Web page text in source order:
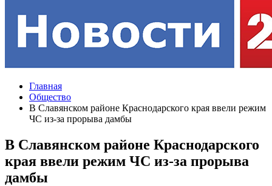
Главная
Общество
В Cлавянском районе Краснодарского края ввели режим
ЧС из-за прорыва дамбы
В Cлавянском районе Краснодарского
края ввели режим ЧС из-за прорыва
дамбы